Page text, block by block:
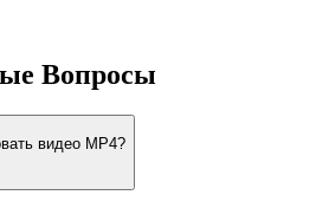
Вопросы
Можно ли редактировать видео MP4?